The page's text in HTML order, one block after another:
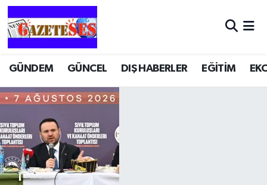
GÜNDEM GÜNCEL DIŞ HABERLER EĞİTİM